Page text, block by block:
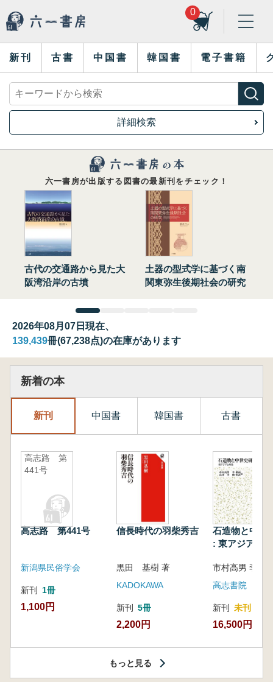
0
新刊 古書 中国書 韓国書 電子書籍
詳細検索
六一書房が出版する図書の最新刊をチェック！
古代の交通路から見た大
阪湾沿岸の古墳
土器の型式学に基づく南
関東弥生後期社会の研究
2026年08月07日現在、
139,439冊(67,238点)の在庫があります
新着の本
新刊 中国書 韓国書 古書
高志路 第
441号
高志路 第441号
新潟県民俗学会
新刊 1冊
1,100円
信長時代の羽柴秀吉
黒田 基樹 著
KADOKAWA
新刊 5冊
2,200円
石造物と中世
: 東アジアと
高志書院
新刊 未刊
16,500円
もっと見る